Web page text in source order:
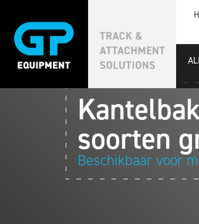
soorten
Beschikbaar voor